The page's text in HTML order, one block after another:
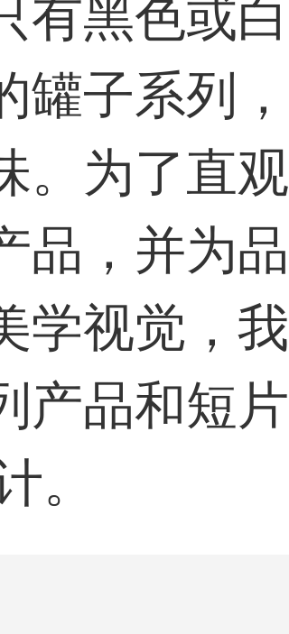
有黑色或白
罐子系列，
。为了直观
品，并为品
学视觉，我
产品和短片
。